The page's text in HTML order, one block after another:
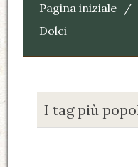
Pagina iniziale /
Dolci
I tag più